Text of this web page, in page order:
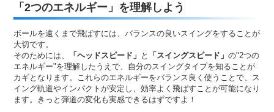
「2つのエネルギー」を理解しよう
ボールを遠くまで飛ばすには、バランスの良いスイングをすることが
大切です。
そのためには、
「ヘッドスピード」 と 「スイングスピード」の"2つの
エネルギー"を理解したうえで、自分のスイングタイプを知ることが
カギとなります。これらのエネルギーをバランス良く使うことで、ス
イング軌道やインパクトが安定し、効率よく飛ばすことが可能になり
ます。きっと弾道の変化も実感できるはずですよ！